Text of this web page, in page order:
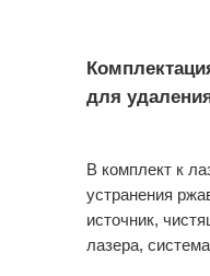
для
В комплект к
устранения
источник,
лазера,
Я согласен с